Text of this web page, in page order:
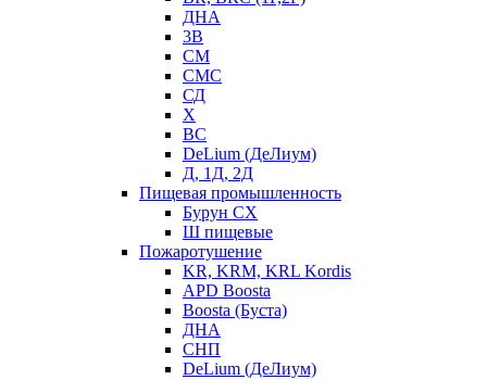
ДНА
3В
СМ
СМС
СД
Х
ВС
DeLium (ДеЛиум)
Д, 1Д, 2Д
Пищевая промышленность
Бурун СХ
Ш пищевые
Пожаротушение
KR, KRM, KRL Kordis
APD Boosta
Boosta (Буста)
ДНА
СНП
DeLium (ДеЛиум)